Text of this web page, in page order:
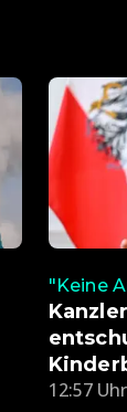
"Keine
12:57 Uhr